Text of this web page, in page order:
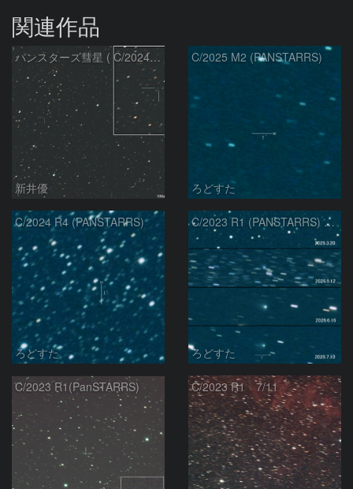
関連作品
パンスターズ彗星 ( C/2024R4 )：2026/07/27
新井優
C/2025 M2 (PANSTARRS)
ろどすた
C/2024 R4 (PANSTARRS)
ろどすた
C/2023 R1 (PANSTARRS) の変化
ろどすた
C/2023 R1(PanSTARRS) C/2023 R1 7/11